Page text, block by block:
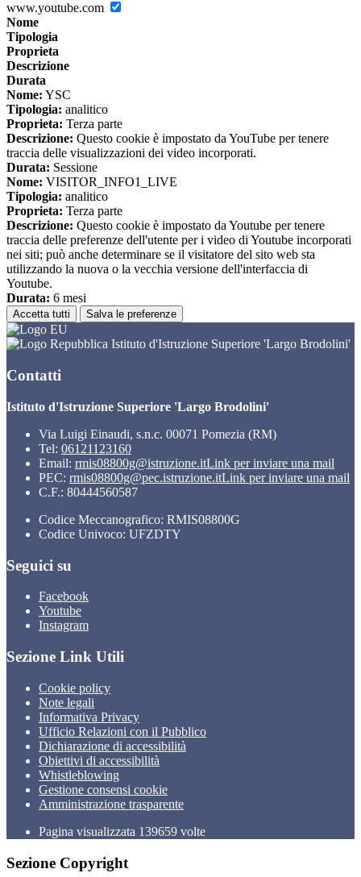
www.youtube.com
Nome
Tipologia
Proprieta
Descrizione
Durata
Nome: YSC
Tipologia: analitico
Proprieta: Terza parte
Descrizione: Questo cookie è impostato da YouTube per tenere
traccia delle visualizzazioni dei video incorporati.
Durata: Sessione
Nome: VISITOR_INFO1_LIVE
Tipologia: analitico
Proprieta: Terza parte
Descrizione: Questo cookie è impostato da Youtube per tenere
traccia delle preferenze dell'utente per i video di Youtube incorporati
nei siti; può anche determinare se il visitatore del sito web sta
utilizzando la nuova o la vecchia versione dell'interfaccia di
Youtube.
Durata: 6 mesi
Accetta tutti Salva le preferenze
Istituto d'Istruzione Superiore 'Largo Brodolini'
Contatti
Istituto d'Istruzione Superiore 'Largo Brodolini'
Via Luigi Einaudi, s.n.c. 00071 Pomezia (RM)
Tel: 06121123160
Email: rmis08800g@istruzione.itLink per inviare una mail
PEC: rmis08800g@pec.istruzione.itLink per inviare una mail
C.F.: 80444560587
Codice Meccanografico: RMIS08800G
Codice Univoco: UFZDTY
Seguici su
Facebook
Youtube
Instagram
Sezione Link Utili
Cookie policy
Note legali
Informativa Privacy
Ufficio Relazioni con il Pubblico
Dichiarazione di accessibilità
Obiettivi di accessibilità
Whistleblowing
Gestione consensi cookie
Amministrazione trasparente
Pagina visualizzata 139659 volte
Sezione Copyright